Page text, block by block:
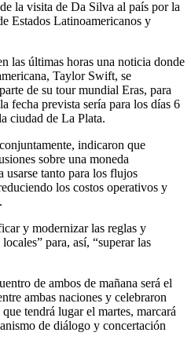
la visita de Da Silva al país por la
Estados Latinoamericanos y
las últimas horas una noticia donde
Taylor Swift, se
de su tour mundial Eras, para
fecha prevista sería para los días 6
ciudad de La Plata.
indicaron que
sobre una moneda
usarse tanto para los flujos
los costos operativos y
y modernizar las reglas y
para, así, “superar las
de ambos de mañana será el
ambas naciones y celebraron
tendrá lugar el martes, marcará
de diálogo y concertación